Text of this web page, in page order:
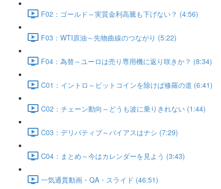
F02：ゴールド～実質金利高騰も下げない？ (4:56)
F03：WTI原油～先物曲線のつながり (5:22)
F04：為替～ユーロは売り専用機に返り咲きか？ (8:34)
C01：イントロ～ビットコインを除けば修羅の道 (6:41)
C02：チェーン動向～どうも波に乗りきれない (1:44)
C03：デリバティブ～バイアスはナシ (7:29)
C04：まとめ～今はカレンダーを見よう (3:43)
一気通貫動画・QA・スライド (46:51)